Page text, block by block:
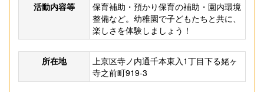
活動内容等
保育補助・預かり保育の補助・園内環境
整備など。幼稚園で子どもたちと共に、
楽しさを体験しましょう！
所在地
上京区寺ノ内通千本東入1丁目下る姥ヶ
寺之前町919-3